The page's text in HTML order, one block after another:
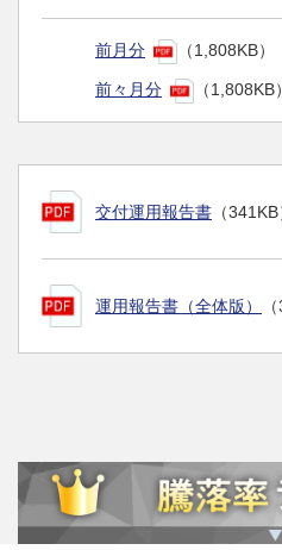
前月分 （1,808KB）
前々月分 （1,808KB）
交付運用報告書 （341KB
運用報告書（全体版）